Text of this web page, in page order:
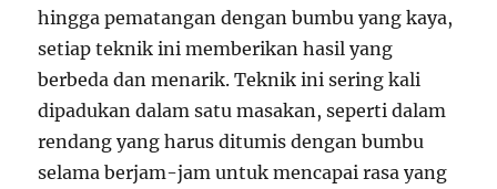
hingga pematangan dengan bumbu yang kaya,
setiap teknik ini memberikan hasil yang
berbeda dan menarik. Teknik ini sering kali
dipadukan dalam satu masakan, seperti dalam
rendang yang harus ditumis dengan bumbu
selama berjam-jam untuk mencapai rasa yang